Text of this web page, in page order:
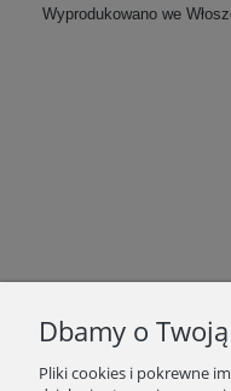
Wyprodukowano we
Dbamy o
Pliki cookies i pokrewne